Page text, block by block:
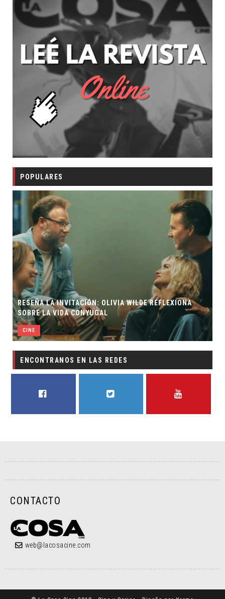
POPULARES
RESEÑA LA INVITACIÓN: OLIVIA WILDE REFLEXIONA
SOBRE LA VIDA CONYUGAL
CINE
ENCONTRANOS EN LAS REDES
CONTACTO
web@lacosacine.com